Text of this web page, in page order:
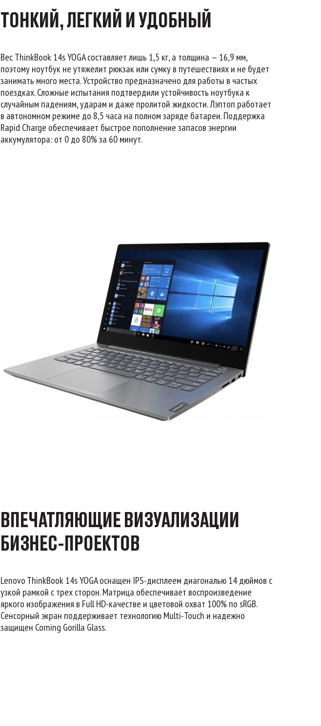
ТОНКИЙ, ЛЕГКИЙ И УДОБНЫЙ
Вес ThinkBook 14s YOGA составляет лишь 1,5 кг, а толщина — 16,9 мм,
поэтому ноутбук не утяжелит рюкзак или сумку в путешествиях и не будет
занимать много места. Устройство предназначено для работы в частых
поездках. Сложные испытания подтвердили устойчивость ноутбука к
случайным падениям, ударам и даже пролитой жидкости. Лэптоп работает
в автономном режиме до 8,5 часа на полном заряде батареи. Поддержка
Rapid Charge обеспечивает быстрое пополнение запасов энергии
аккумулятора: от 0 до 80% за 60 минут.
ВПЕЧАТЛЯЮЩИЕ ВИЗУАЛИЗАЦИИ
БИЗНЕС-ПРОЕКТОВ
Lenovo ThinkBook 14s YOGA оснащен IPS-дисплеем диагональю 14 дюймов с
узкой рамкой с трех сторон. Матрица обеспечивает воспроизведение
яркого изображения в Full HD-качестве и цветовой охват 100% по sRGB.
Сенсорный экран поддерживает технологию Multi-Touch и надежно
защищен Corning Gorilla Glass.